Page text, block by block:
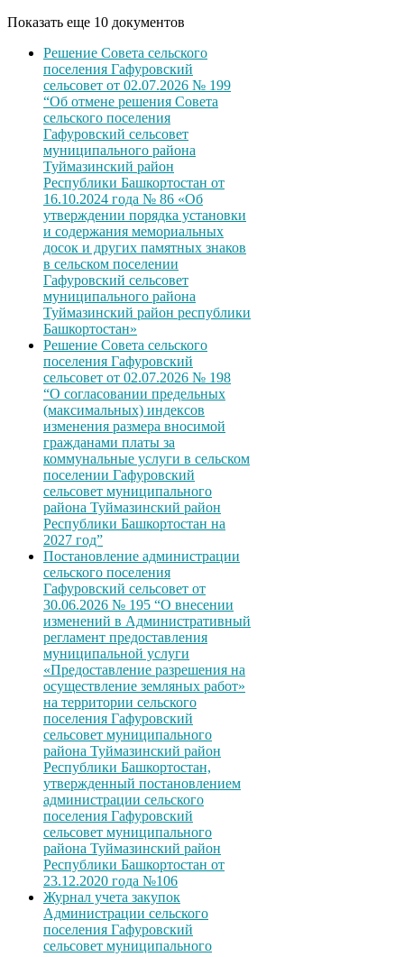
Показать еще 10 документов
Решение Совета сельского
поселения Гафуровский
сельсовет от 02.07.2026 № 199
“Об отмене решения Совета
сельского поселения
Гафуровский сельсовет
муниципального района
Туймазинский район
Республики Башкортостан от
16.10.2024 года № 86 «Об
утверждении порядка установки
и содержания мемориальных
досок и других памятных знаков
в сельском поселении
Гафуровский сельсовет
муниципального района
Туймазинский район республики
Башкортостан»
Решение Совета сельского
поселения Гафуровский
сельсовет от 02.07.2026 № 198
“О согласовании предельных
(максимальных) индексов
изменения размера вносимой
гражданами платы за
коммунальные услуги в сельском
поселении Гафуровский
сельсовет муниципального
района Туймазинский район
Республики Башкортостан на
2027 год”
Постановление администрации
сельского поселения
Гафуровский сельсовет от
30.06.2026 № 195 “О внесении
изменений в Административный
регламент предоставления
муниципальной услуги
«Предоставление разрешения на
осуществление земляных работ»
на территории сельского
поселения Гафуровский
сельсовет муниципального
района Туймазинский район
Республики Башкортостан,
утвержденный постановлением
администрации сельского
поселения Гафуровский
сельсовет муниципального
района Туймазинский район
Республики Башкортостан от
23.12.2020 года №106
Журнал учета закупок
Администрации сельского
поселения Гафуровский
сельсовет муниципального